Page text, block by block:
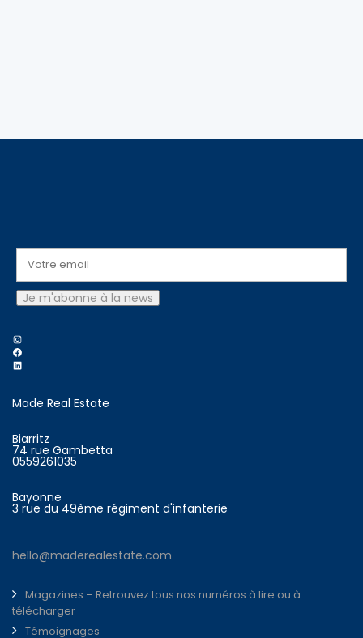
Instagram
Facebook
LinkedIn
Made Real Estate
Biarritz
74 rue Gambetta
0559261035
Bayonne
3 rue du 49ème régiment d'infanterie
hello@maderealestate.com
Magazines – Retrouvez tous nos numéros à lire ou à
télécharger
Témoignages